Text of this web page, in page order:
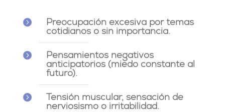
 Preocupación excesiva por temas
cotidianos o sin importancia.
 Pensamientos negativos
anticipatorios (miedo constante al
futuro).
 Tensión muscular, sensación de
nerviosismo o irritabilidad.